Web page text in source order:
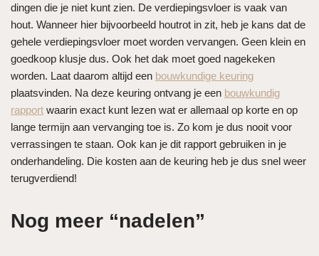
dingen die je niet kunt zien. De verdiepingsvloer is vaak van
hout. Wanneer hier bijvoorbeeld houtrot in zit, heb je kans dat de
gehele verdiepingsvloer moet worden vervangen. Geen klein en
goedkoop klusje dus. Ook het dak moet goed nagekeken
worden. Laat daarom altijd een bouwkundige keuring
plaatsvinden. Na deze keuring ontvang je een bouwkundig
rapport waarin exact kunt lezen wat er allemaal op korte en op
lange termijn aan vervanging toe is. Zo kom je dus nooit voor
verrassingen te staan. Ook kan je dit rapport gebruiken in je
onderhandeling. Die kosten aan de keuring heb je dus snel weer
terugverdiend!
Nog meer “nadelen”